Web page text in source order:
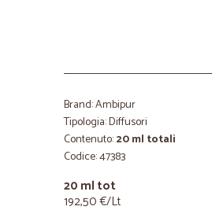
Brand: Ambipur
Tipologia: Diffusori
Contenuto:20 ml totali
Codice: 47383
20 ml tot
192,50 €/Lt